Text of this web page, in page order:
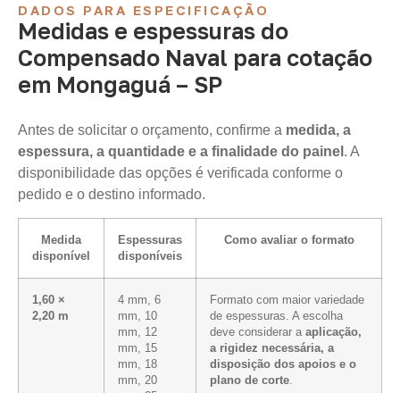
DADOS PARA ESPECIFICAÇÃO
Medidas e espessuras do
Compensado Naval para cotação
em Mongaguá – SP
Antes de solicitar o orçamento, confirme a medida, a
espessura, a quantidade e a finalidade do painel . A
disponibilidade das opções é verificada conforme o
pedido e o destino informado.
Medida
disponível
Espessuras
disponíveis
Como avaliar o formato
1,60 ×
2,20 m
4 mm, 6
mm, 10
mm, 12
mm, 15
mm, 18
mm, 20
Formato com maior variedade
de espessuras. A escolha
deve considerar a aplicação,
a rigidez necessária, a
disposição dos apoios e o
plano de corte.